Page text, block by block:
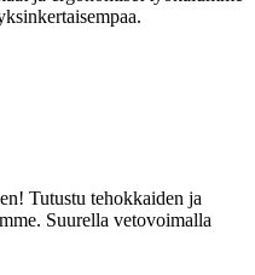
Tutustu tehokkaiden ja
Suurella vetovoimalla